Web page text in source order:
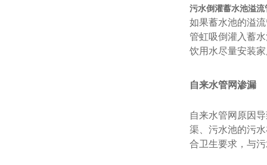
污水倒灌蓄水池溢流
如果蓄水池的溢
管虹吸倒灌入蓄
饮用水尽量安装
自来水管网渗漏
自来水管网原因
渠、污水池的污
合卫生要求，与